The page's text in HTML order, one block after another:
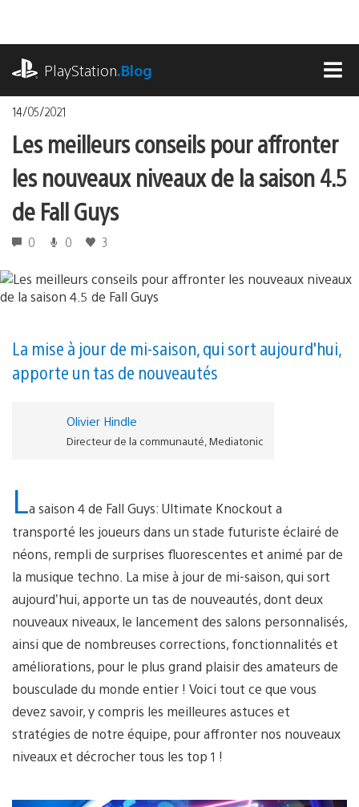
contenu
PlayStation.Blog
14/05/2021
Les meilleurs conseils pour affronter
les nouveaux niveaux de la saison 4.5
de Fall Guys
0 0 3
La mise à jour de mi-saison, qui sort aujourd'hui,
apporte un tas de nouveautés
Olivier Hindle
Directeur de la communauté, Mediatonic
La saison 4 de Fall Guys: Ultimate Knockout a
transporté les joueurs dans un stade futuriste éclairé de
néons, rempli de surprises fluorescentes et animé par de
la musique techno. La mise à jour de mi-saison, qui sort
aujourd’hui, apporte un tas de nouveautés, dont deux
nouveaux niveaux, le lancement des salons personnalisés,
ainsi que de nombreuses corrections, fonctionnalités et
améliorations, pour le plus grand plaisir des amateurs de
bousculade du monde entier ! Voici tout ce que vous
devez savoir, y compris les meilleures astuces et
stratégies de notre équipe, pour affronter nos nouveaux
niveaux et décrocher tous les top 1 !